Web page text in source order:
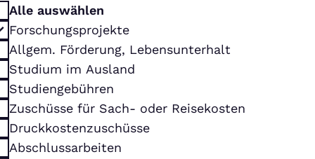
Alle auswählen
Forschungsprojekte
Allgem. Förderung, Lebensunterhalt
Studium im Ausland
Studiengebühren
Zuschüsse für Sach- oder Reisekosten
Druckkostenzuschüsse
Abschlussarbeiten